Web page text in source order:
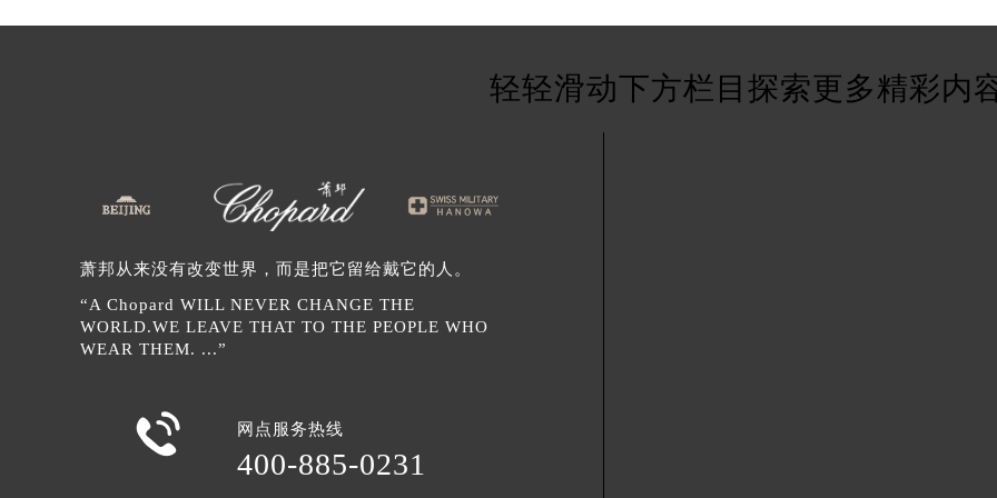
辽宁省铁岭市银州区南马路萧邦售后服务中心（需提前预约）
辽宁省营口市站前区市府路与渤海大街交叉口萧邦售后服务中心（需提前预约）
辽宁省沈阳市沈河区中街路137号亨得利名表维修授权店1楼萧邦售后服务中心（需提前预约）
北京市朝阳区建国门外大街甲6号华熙国际中心D座11层1102室萧邦售后服务中心（北京总部）（需
北京市东城区东长安街1号王府井东方广场W3座6层602室萧邦售后服务中心（需提前预约）
内蒙古自治区巴彦淖尔市临河区新华街萧邦售后服务中心（需提前预约）
内蒙古自治区包头市青山区幸福路甲3号王府井百货名表维修萧邦售后服务中心（需提前预约）
内蒙古自治区呼伦贝尔市海拉尔区中央街萧邦售后服务中心（需提前预约）
内蒙古自治区通辽市科尔沁区明仁大街萧邦售后服务中心（需提前预约）
轻轻滑动下方栏目探索更多精彩内
萧邦从来没有改变世界，而是把它留给戴它的人。
“A Chopard WILL NEVER CHANGE THE
WORLD.WE LEAVE THAT TO THE PEOPLE WHO
WEAR THEM. ...”
 网点服务热线
400-885-0231